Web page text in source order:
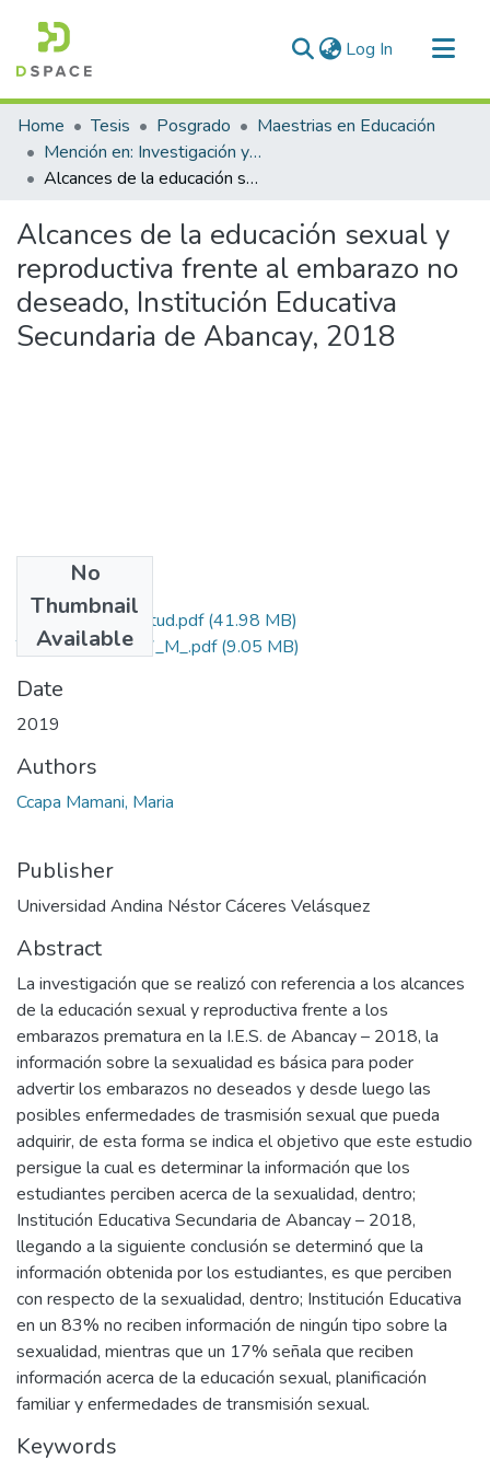
Log In (current)
Communities & Collections
All of DSpace
Statistics
Home Tesis Posgrado
Maestrias en Educación
Mención en: Investigación y Docencia en Educación Superior
Alcances de la educación sexual y reproductiva frente al embarazo no deseado, Institución Educativa Secundaria de Abancay, 2018
Alcances de la educación sexual y
reproductiva frente al embarazo no
deseado, Institución Educativa
Secundaria de Abancay, 2018
No
Thumbnail
Available
Grado de Similitud.pdf(41.98 MB)
T036_31040627_M_.pdf(9.05 MB)
Date
2019
Authors
Ccapa Mamani, Maria
Publisher
Universidad Andina Néstor Cáceres Velásquez
Abstract
La investigación que se realizó con referencia a los alcances
de la educación sexual y reproductiva frente a los
embarazos prematura en la I.E.S. de Abancay – 2018, la
información sobre la sexualidad es básica para poder
advertir los embarazos no deseados y desde luego las
posibles enfermedades de trasmisión sexual que pueda
adquirir, de esta forma se indica el objetivo que este estudio
persigue la cual es determinar la información que los
estudiantes perciben acerca de la sexualidad, dentro;
Institución Educativa Secundaria de Abancay – 2018,
llegando a la siguiente conclusión se determinó que la
información obtenida por los estudiantes, es que perciben
con respecto de la sexualidad, dentro; Institución Educativa
en un 83% no reciben información de ningún tipo sobre la
sexualidad, mientras que un 17% señala que reciben
información acerca de la educación sexual, planificación
familiar y enfermedades de transmisión sexual.
Keywords